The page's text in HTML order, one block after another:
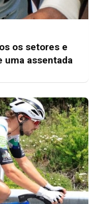
os setores e
uma assentada